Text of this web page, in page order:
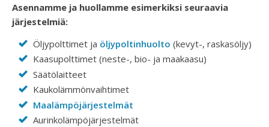
Asennamme ja huollamme esimerkiksi seuraavia
järjestelmiä:
Öljypolttimet ja öljypoltinhuolto (kevyt-, raskasöljy)
Kaasupolttimet (neste-, bio- ja maakaasu)
Säätölaitteet
Kaukolämmönvaihtimet
Maalämpöjärjestelmät
Aurinkolämpöjärjestelmät